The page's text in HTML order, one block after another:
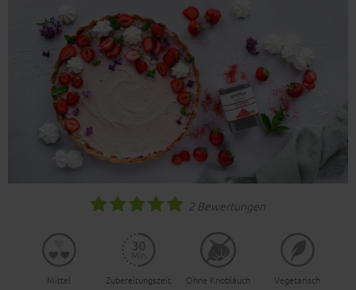
2 Bewertungen
Mittel Zubereitungszeit Ohne Knoblauch Vegetarisch